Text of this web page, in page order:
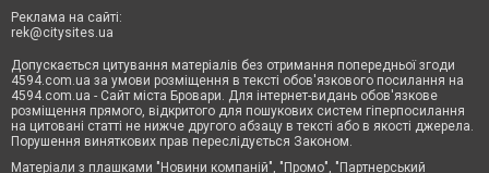
Реклама на сайті:
rek@citysites.ua
Допускається цитування матеріалів без отримання попередньої згоди
4594.com.ua за умови розміщення в тексті обов'язкового посилання на
4594.com.ua - Сайт міста Бровари. Для інтернет-видань обов'язкове
розміщення прямого, відкритого для пошукових систем гіперпосилання
на цитовані статті не нижче другого абзацу в тексті або в якості джерела.
Порушення виняткових прав переслідується Законом.
Матеріали з плашками "Новини компаній", "Промо", "Партнерський